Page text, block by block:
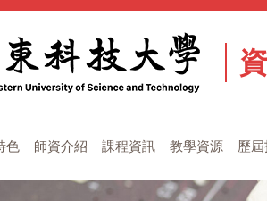
色 師資介紹 課程資訊 教學資源 歷